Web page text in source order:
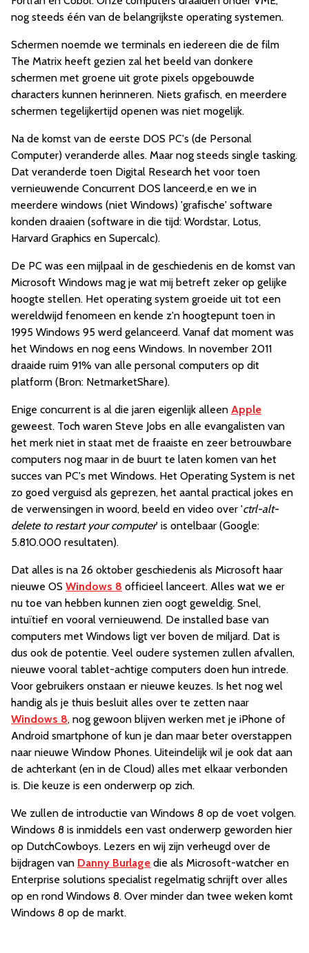
nog steeds één van de belangrijkste operating systemen.
Schermen noemde we terminals en iedereen die de film
The Matrix heeft gezien zal het beeld van donkere
schermen met groene uit grote pixels opgebouwde
characters kunnen herinneren. Niets grafisch, en meerdere
schermen tegelijkertijd openen was niet mogelijk.
Na de komst van de eerste DOS PC's (de Personal
Computer) veranderde alles. Maar nog steeds single tasking.
Dat veranderde toen Digital Research het voor toen
vernieuwende Concurrent DOS lanceerd,e en we in
meerdere windows (niet Windows) 'grafische' software
konden draaien (software in die tijd: Wordstar, Lotus,
Harvard Graphics en Supercalc).
De PC was een mijlpaal in de geschiedenis en de komst van
Microsoft Windows mag je wat mij betreft zeker op gelijke
hoogte stellen. Het operating system groeide uit tot een
wereldwijd fenomeen en kende z'n hoogtepunt toen in
1995 Windows 95 werd gelanceerd. Vanaf dat moment was
het Windows en nog eens Windows. In november 2011
draaide ruim 91% van alle personal computers op dit
platform (Bron: NetmarketShare).
Enige concurrent is al die jaren eigenlijk alleen Apple
geweest. Toch waren Steve Jobs en alle evangalisten van
het merk niet in staat met de fraaiste en zeer betrouwbare
computers nog maar in de buurt te laten komen van het
succes van PC's met Windows. Het Operating System is net
zo goed verguisd als geprezen, het aantal practical jokes en
de verwensingen in woord, beeld en video over 'ctrl-alt-
delete to restart your computer' is ontelbaar (Google:
5.810.000 resultaten).
Dat alles is na 26 oktober geschiedenis als Microsoft haar
nieuwe OS Windows 8 officieel lanceert. Alles wat we er
nu toe van hebben kunnen zien oogt geweldig. Snel,
intuïtief en vooral vernieuwend. De installed base van
computers met Windows ligt ver boven de miljard. Dat is
dus ook de potentie. Veel oudere systemen zullen afvallen,
nieuwe vooral tablet-achtige computers doen hun intrede.
Voor gebruikers onstaan er nieuwe keuzes. Is het nog wel
handig als je thuis besluit alles over te zetten naar
Windows 8, nog gewoon blijven werken met je iPhone of
Android smartphone of kun je dan maar beter overstappen
naar nieuwe Window Phones. Uiteindelijk wil je ook dat aan
de achterkant (en in de Cloud) alles met elkaar verbonden
is. Die keuze is een onderwerp op zich.
We zullen de introductie van Windows 8 op de voet volgen.
Windows 8 is inmiddels een vast onderwerp geworden hier
op DutchCowboys. Lezers en wij zijn verheugd over de
bijdragen van Danny Burlage die als Microsoft-watcher en
Enterprise solutions specialist regelmatig schrijft over alles
op en rond Windows 8. Over minder dan twee weken komt
Windows 8 op de markt.